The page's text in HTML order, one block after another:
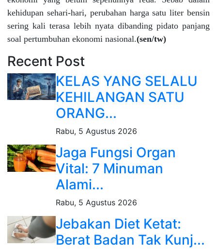
kehidupan sehari-hari, perubahan harga satu liter bensin
sering kali terasa lebih nyata dibanding pidato panjang
soal pertumbuhan ekonomi nasional.(sen/tw)
Recent Post
KELAS YANG SELALU
KEHILANGAN SATU
ORANG...
Rabu, 5 Agustus 2026
Jaga Fungsi Organ
Vital: 7 Minuman
Alami...
Rabu, 5 Agustus 2026
Jebakan Diet Ketat:
Berat Badan Tak Kunj...